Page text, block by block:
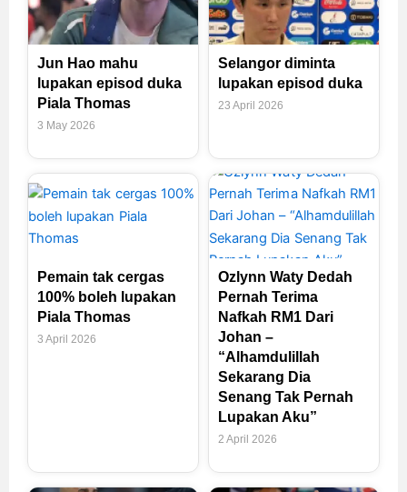
Jun Hao mahu
lupakan episod duka
Piala Thomas
3 May 2026
Selangor diminta
lupakan episod duka
23 April 2026
Pemain tak cergas
100% boleh lupakan
Piala Thomas
3 April 2026
Ozlynn Waty Dedah
Pernah Terima
Nafkah RM1 Dari
Johan –
“Alhamdulillah
Sekarang Dia
Senang Tak Pernah
Lupakan Aku”
2 April 2026